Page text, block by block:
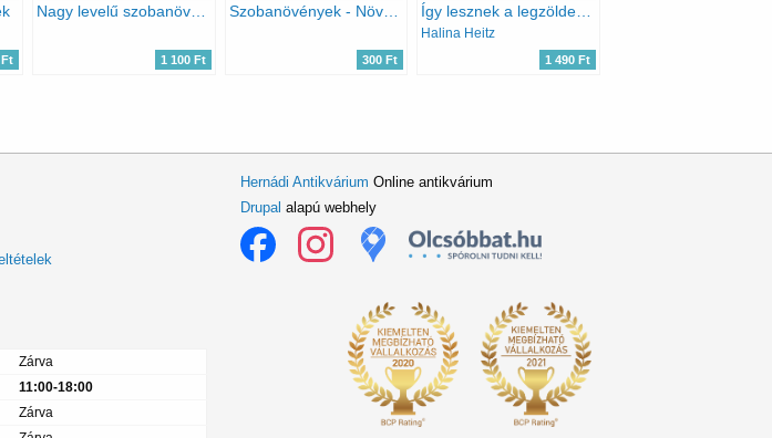
Ft
Nagy levelű szobanövények (Otthonunk növényei 3.)
1 100 Ft
Szobanövények - Növényeink ápolása és gondozása
300 Ft
Halina Heitz
1 490 Ft
Zárva
11:00-18:00
Zárva
Hernádi Antikvárium Online antikvárium
Drupal alapú webhely